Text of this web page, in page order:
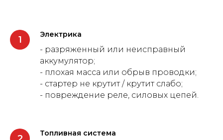
Электрика
- разряженный или неисправный
аккумулятор;
- плохая масса или обрыв проводки;
- стартер не крутит / крутит слабо;
- повреждение реле, силовых цепей.
Топливная система